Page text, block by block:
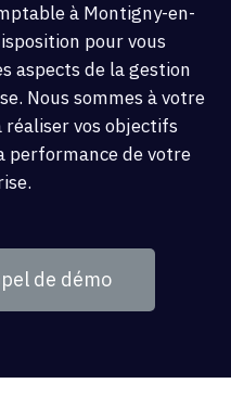
à Montigny-en-
pour vous
aspects de la gestion
Nous sommes à votre
réaliser vos objectifs
performance de votre
de démo